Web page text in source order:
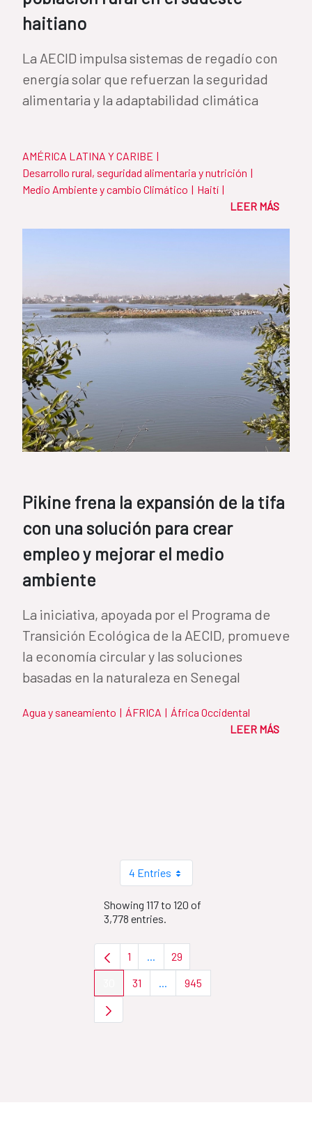
haitiano
La AECID impulsa sistemas de regadío con
energía solar que refuerzan la seguridad
alimentaria y la adaptabilidad climática
AMÉRICA LATINA Y CARIBE |
Desarrollo rural, seguridad alimentaria y nutrición |
Medio Ambiente y cambio Climático | Haití |
LEER MÁS
Pikine frena la expansión de la tifa
con una solución para crear
empleo y mejorar el medio
ambiente
La iniciativa, apoyada por el Programa de
Transición Ecológica de la AECID, promueve
la economía circular y las soluciones
basadas en la naturaleza en Senegal
Agua y saneamiento | ÁFRICA | África Occidental
LEER MÁS
4 Entries
Showing 117 to 120 of
3,778 entries.
Page
1 ...Intermediate Pages Use TAB to
Page
29
PagePage
31 ...Intermediate Pages Use TAB to
Page
945